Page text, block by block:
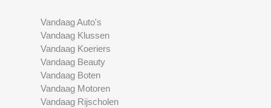
Vandaag Auto's
Vandaag Klussen
Vandaag Koeriers
Vandaag Beauty
Vandaag Boten
Vandaag Motoren
Vandaag Rijscholen